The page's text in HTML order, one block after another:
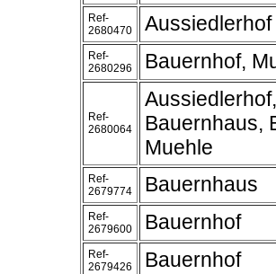
Ref-
2680470
Aussiedlerhof
Ref-
2680296
Bauernhof,
Ref-
2680064
Aussiedlerhof,
Bauernhaus,
Muehle
Ref-
2679774
Bauernhaus
Ref-
2679600
Bauernhof
Ref-
2679426
Bauernhof